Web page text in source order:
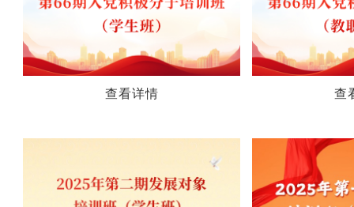
查看详情 查